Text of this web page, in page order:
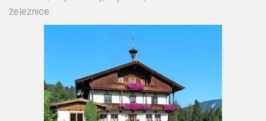
železnice.